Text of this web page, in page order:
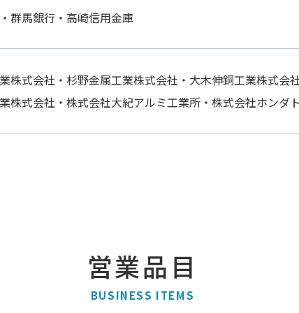
群馬銀行・高崎信用金庫
株式会社・杉野金属工業株式会社・大木伸銅工業株式会
株式会社・株式会社大紀アルミ工業所・株式会社ホンダ
営業品目
BUSINESS ITEMS